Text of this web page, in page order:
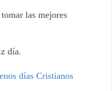
las mejores
día.
días Cristianos